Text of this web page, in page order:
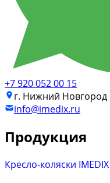
+7 920 052 00 15
г. Нижний Новгород
info@imedix.ru
Продукция
Кресло-коляски IMEDIX